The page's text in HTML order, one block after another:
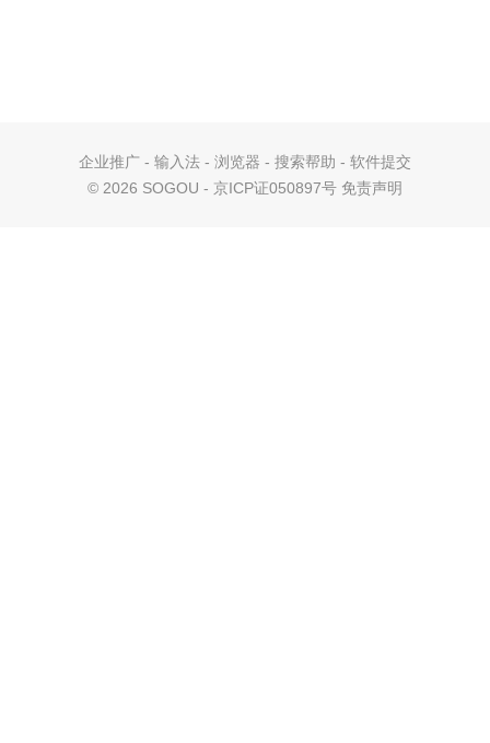
企业推广 - 输入法 - 浏览器 - 搜索帮助 - 软件提交
© 2026 SOGOU - 京ICP证050897号 免责声明